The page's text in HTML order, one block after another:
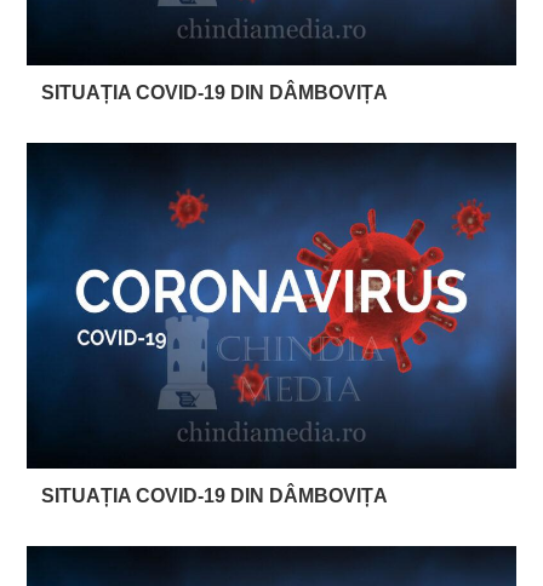
SITUAȚIA COVID-19 DIN DÂMBOVIȚA
SITUAȚIA COVID-19 DIN DÂMBOVIȚA